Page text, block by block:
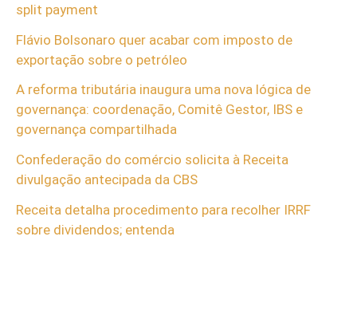
split payment
Flávio Bolsonaro quer acabar com imposto de
exportação sobre o petróleo
A reforma tributária inaugura uma nova lógica de
governança: coordenação, Comitê Gestor, IBS e
governança compartilhada
Confederação do comércio solicita à Receita
divulgação antecipada da CBS
Receita detalha procedimento para recolher IRRF
sobre dividendos; entenda